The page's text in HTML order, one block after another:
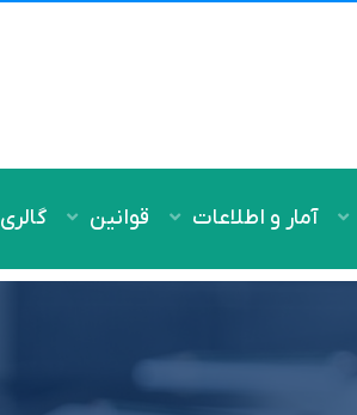
آمار و اطلاعات قوانین گالری